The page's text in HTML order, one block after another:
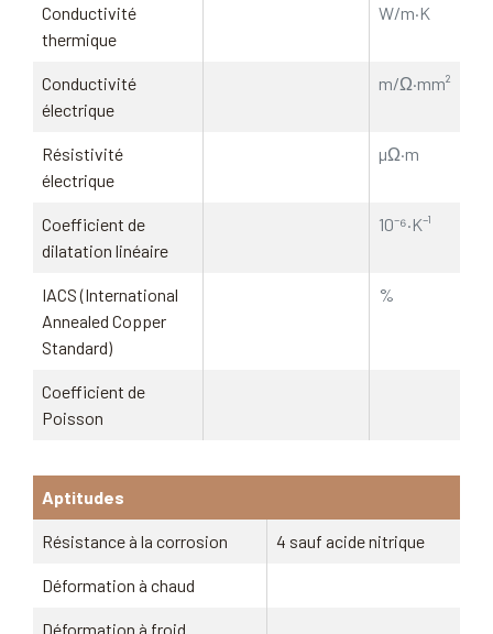
Conductivité
thermique
W/m·K
Conductivité
électrique
m/Ω·mm²
Résistivité
électrique
µΩ·m
Coefficient de
dilatation linéaire
10⁻⁶·K⁻¹
IACS (International
Annealed Copper
Standard)
%
Coefficient de
Poisson
Aptitudes
Résistance à la corrosion 4 sauf acide nitrique
Déformation à chaud
Déformation à froid